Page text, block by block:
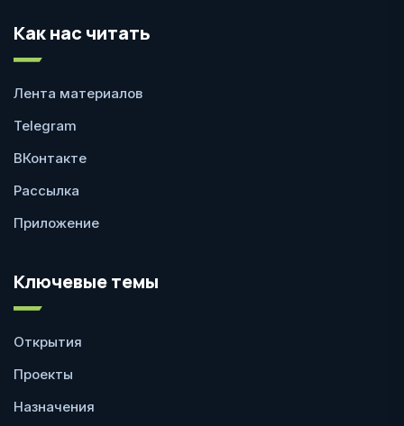
Как нас читать
Лента материалов
Telegram
ВКонтакте
Рассылка
Приложение
Ключевые темы
Открытия
Проекты
Назначения